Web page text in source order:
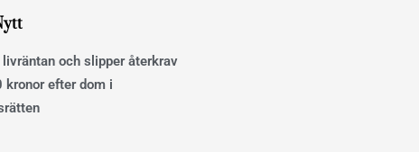
och slipper återkrav
kronor efter dom i